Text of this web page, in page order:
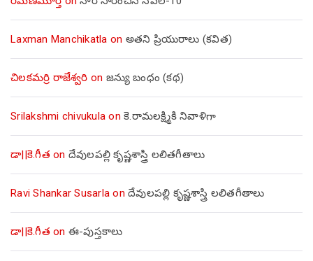
Laxman Manchikatla on అతని ప్రియురాలు (కవిత)
చిలకమర్రి రాజేశ్వరి on జన్యు బంధం (కథ)
Srilakshmi chivukula on కె.రామలక్ష్మికి నివాళిగా
డా||కె.గీత on దేవులపల్లి కృష్ణశాస్త్రి లలితగీతాలు
Ravi Shankar Susarla on దేవులపల్లి కృష్ణశాస్త్రి లలితగీతాలు
డా||కె.గీత on ఈ-పుస్తకాలు